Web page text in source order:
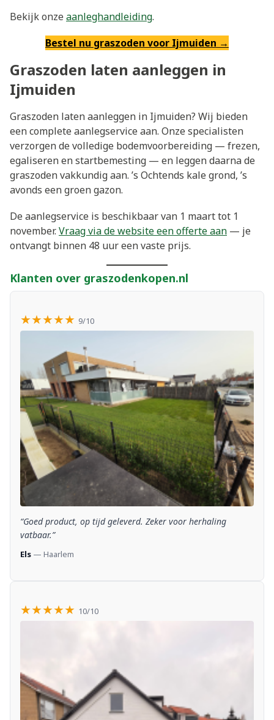
Bekijk onzeaanleghandleiding.
Bestel nu graszoden voor Ijmuiden →
Graszoden laten aanleggen in
Ijmuiden
Graszoden laten aanleggen in Ijmuiden? Wij bieden
een complete aanlegservice aan. Onze specialisten
verzorgen de volledige bodemvoorbereiding — frezen,
egaliseren en startbemesting — en leggen daarna de
graszoden vakkundig aan. ’s Ochtends kale grond, ’s
avonds een groen gazon.
De aanlegservice is beschikbaar van 1 maart tot 1
november.Vraag via de website een offerte aan — je
ontvangt binnen 48 uur een vaste prijs.
Klanten over graszodenkopen.nl
★★★★★ 9/10
“Goed product, op tijd geleverd. Zeker voor herhaling
vatbaar.”
Els — Haarlem
★★★★★ 10/10